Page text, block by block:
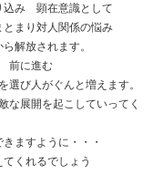
込み 顕在意識として
まり対人関係の悩み
解放されます。
前に進む
び人がぐんと増えます。
な展開を起こしていってく
ますように・・・
くれるでしょう